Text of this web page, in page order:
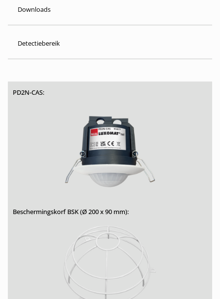
Downloads
Detectiebereik